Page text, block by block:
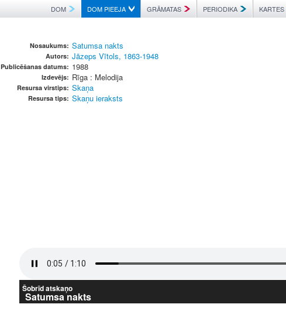
DOM DOM PIEEJA GRĀMATAS PERIODIKA KARTES
Nosaukums: Satumsa nakts
Autors: Jāzeps Vītols, 1863-1948
Publicēšanas datums: 1988
Izdevējs: Rīga : Melodija
Resursa virstips: Skaņa
Resursa tips: Skaņu ieraksts
Šobrīd atskaņo
Satumsa nakts